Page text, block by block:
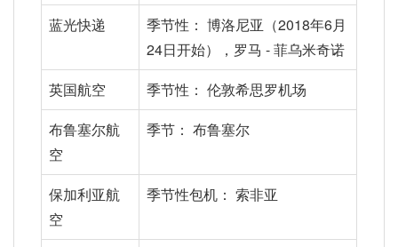
蓝光快递
季节性： 博洛尼亚（2018年6月
24日开始），罗马 - 菲乌米奇诺
英国航空
季节性： 伦敦希思罗机场
布鲁塞尔航
空
季节： 布鲁塞尔
保加利亚航
空
季节性包机： 索非亚